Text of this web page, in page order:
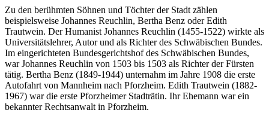
Zu den berühmten Söhnen und Töchter der Stadt zählen
beispielsweise Johannes Reuchlin, Bertha Benz oder Edith
Trautwein. Der Humanist Johannes Reuchlin (1455-1522) wirkte als
Universitätslehrer, Autor und als Richter des Schwäbischen Bundes.
Im eingerichteten Bundesgerichtshof des Schwäbischen Bundes,
war Johannes Reuchlin von 1503 bis 1503 als Richter der Fürsten
tätig. Bertha Benz (1849-1944) unternahm im Jahre 1908 die erste
Autofahrt von Mannheim nach Pforzheim. Edith Trautwein (1882-
1967) war die erste Pforzheimer Stadträtin. Ihr Ehemann war ein
bekannter Rechtsanwalt in Pforzheim.